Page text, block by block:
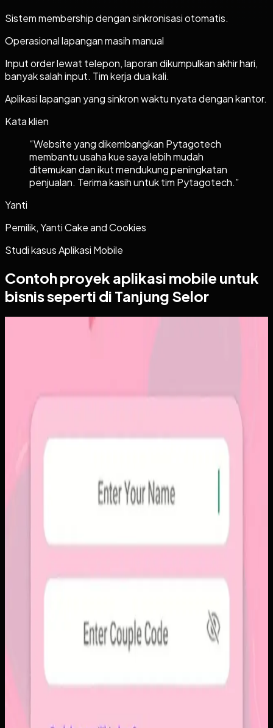
Sistem membership dengan sinkronisasi otomatis.
Operasional lapangan masih manual
Input order lewat telepon, laporan dikumpulkan akhir hari,
banyak salah input. Tim kerja dua kali.
Aplikasi lapangan yang sinkron waktu nyata dengan kantor.
Kata klien
“Website yang dikembangkan Pytagotech
membantu usaha kue saya lebih mudah
ditemukan dan ikut mendukung peningkatan
penjualan. Terima kasih untuk tim Pytagotech.”
Yanti
Pemilik, Yanti Cake and Cookies
Studi kasusAplikasi Mobile
Contoh proyek aplikasi mobile untuk
bisnis seperti di Tanjung Selor
Sebelumnya
Platform sosial umum sering membuat momen personal
tenggelam di antara konten publik, iklan, dan tekanan
untuk selalu tampil sempurna. Pengguna membutuhkan
Kami membangun aplikasi mobile dengan alur berbagi yang
ringkas, notifikasi cepat, dan arsip momen yang tersusun
rapi. Sistemnya dirancang untuk percakapan visual yang
lebih personal tanpa membawa beban feed publik.